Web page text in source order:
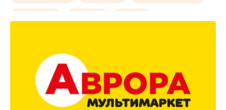
Все для туризма
Досуг и отдых Часы Домашний текстиль